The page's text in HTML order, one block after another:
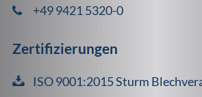
+49 9421 5320-0
Zertifizierungen
ISO 9001:2015 Sturm